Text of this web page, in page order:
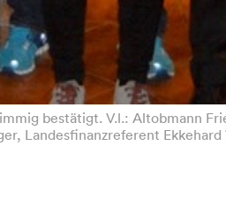
bestätigt. V.l.: Altobmann
Landesfinanzreferent